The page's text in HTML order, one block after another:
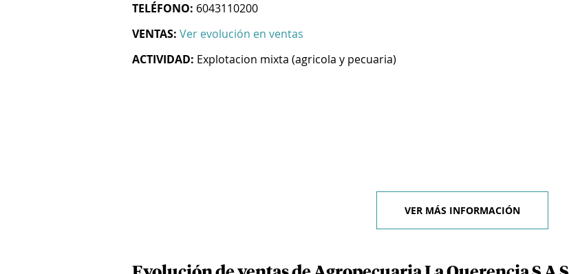
TELÉFONO: 6043110200
VENTAS: Ver evolución en ventas
ACTIVIDAD: Explotacion mixta (agricola y pecuaria)
VER MÁS INFORMACIÓN